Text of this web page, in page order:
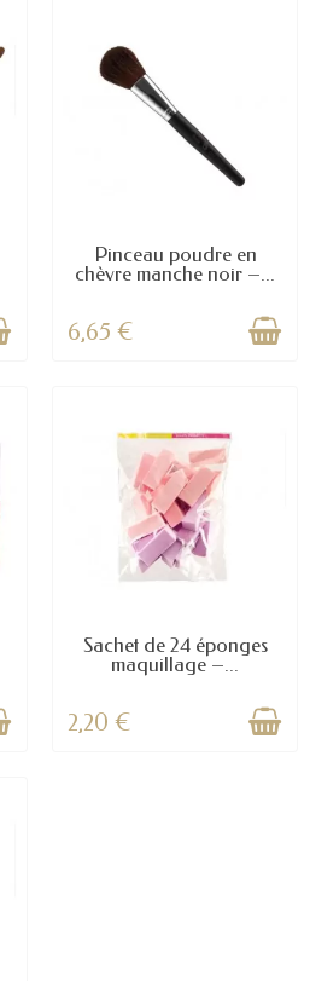
Pinceau poudre en
chèvre manche noir –...
6,65 €
Sachet de 24 éponges
maquillage –...
2,20 €